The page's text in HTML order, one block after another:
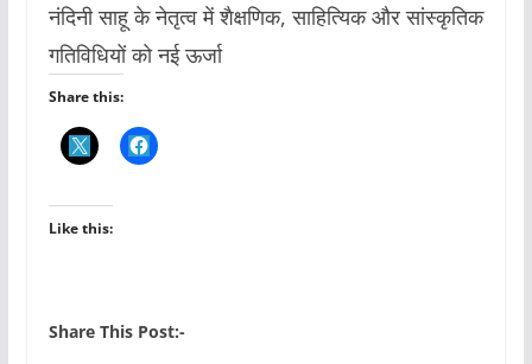
नंदिनी साहू के नेतृत्व में शैक्षणिक, साहित्यिक और सांस्कृतिक
गतिविधियों को नई ऊर्जा
Share this:
Like this:
Share This Post:-